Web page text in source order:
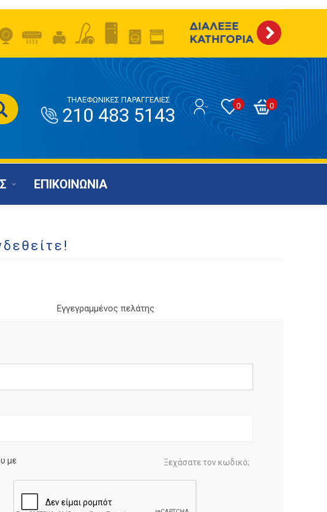
0
0
ΤΗΛΕΦΩΝΙΚΕΣ ΠΑΡΑΓΓΕΛΙΕΣ
210 483 5143
ΕΠΙΚΟΙΝΩΝΙΑ
Εγγεγραμμένος πελάτης
με Ξεχάσατε τον κωδικό;